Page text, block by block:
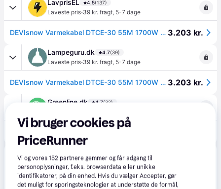
LavprisEL 4.5(137)
Laveste pris·39 kr. fragt, 5-7 dage
DEVIsnow Varmekabel DTCE-30 55M 1700W 230V 3.203 kr.
Lampeguru.dk 4.7(39)
Laveste pris·39 kr. fragt, 5-7 dage
DEVIsnow Varmekabel DTCE-30 55M 1700W 230V 3.203 kr.
Greenline.dk 4.7(32)
Laveste pris·39 kr. fragt, 5-7 dage
DEVIsnow Varmekabel DTCE-30 55M 1700W 230V 3.203 kr.
Vi bruger cookies på
PriceRunner
Vi og vores152 partnere gemmer og får adgang til
personoplysninger, f.eks. browserdata eller unikke
identifikatorer, på din enhed. Hvis du vælger Accepter, gør
det muligt for sporingsteknologier at understøtte de formål,